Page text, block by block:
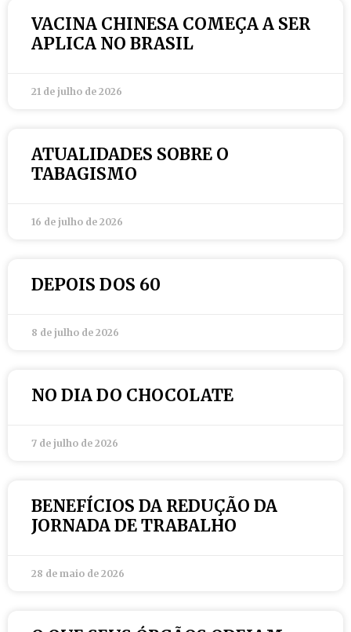
VACINA CHINESA COMEÇA A SER
APLICA NO BRASIL
21 de julho de 2026
ATUALIDADES SOBRE O
TABAGISMO
16 de julho de 2026
DEPOIS DOS 60
8 de julho de 2026
NO DIA DO CHOCOLATE
7 de julho de 2026
BENEFÍCIOS DA REDUÇÃO DA
JORNADA DE TRABALHO
28 de maio de 2026